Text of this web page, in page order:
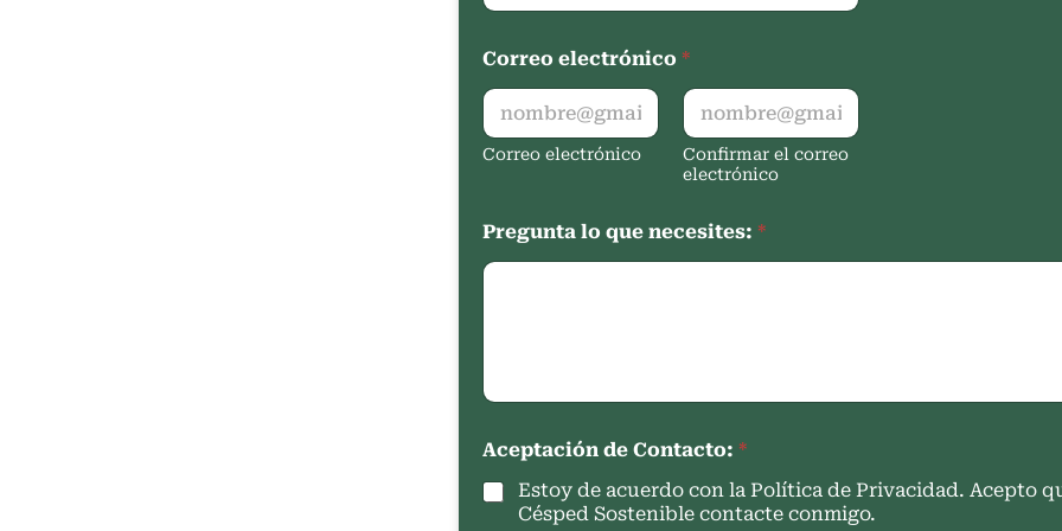
Correo electrónico *
Correo electrónico
Confirmar el correo
electrónico
Pregunta lo que necesites: *
Aceptación de Contacto: *
Estoy de acuerdo con la Política de Privacidad. Acepto
Césped Sostenible contacte conmigo.